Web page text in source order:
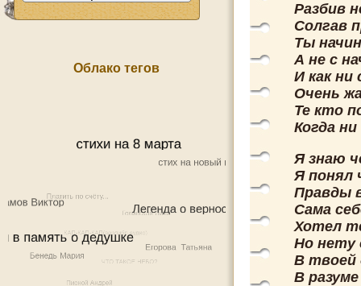
Облако тегов
Разбив
Солгав
Ты
А не с
И как ни
Очень
Те кто
Когда
Я знаю
Я понял
Правды
Сама
Хотел
Но нету
В твоей
В